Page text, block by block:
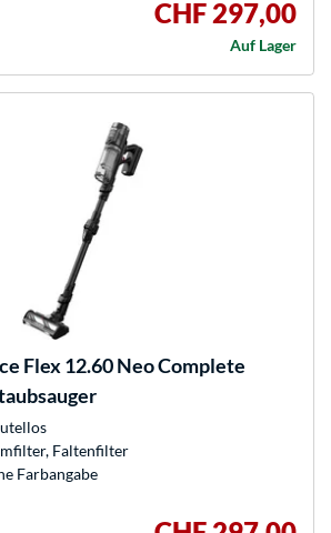
CHF 297,00
Auf Lager
Flex 12.60 Neo Complete
Faltenfilter
Farbangabe